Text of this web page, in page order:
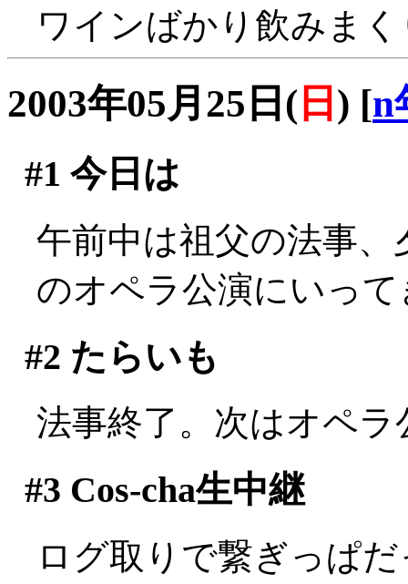
ワインばかり飲みま
2003年05月25日( 日 ) [n
#1 今日は
午前中は祖父の法事
のオペラ公演にいっ
#2 たらいも
法事終了。次はオペラ
#3 Cos-cha生中継
ログ取りで繋ぎっぱ